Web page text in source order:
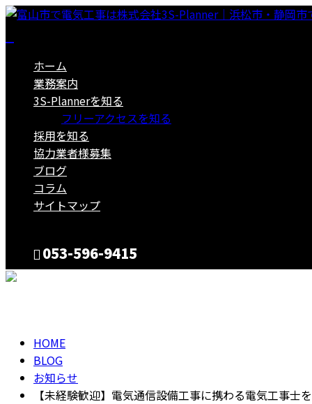
ホーム
業務案内
3S-Plannerを知る
フリーアクセスを知る
採用を知る
協力業者様募集
ブログ
コラム
サイトマップ
053-596-9415
HOME
BLOG
お知らせ
【未経験歓迎】電気通信設備工事に携わる電気工事士